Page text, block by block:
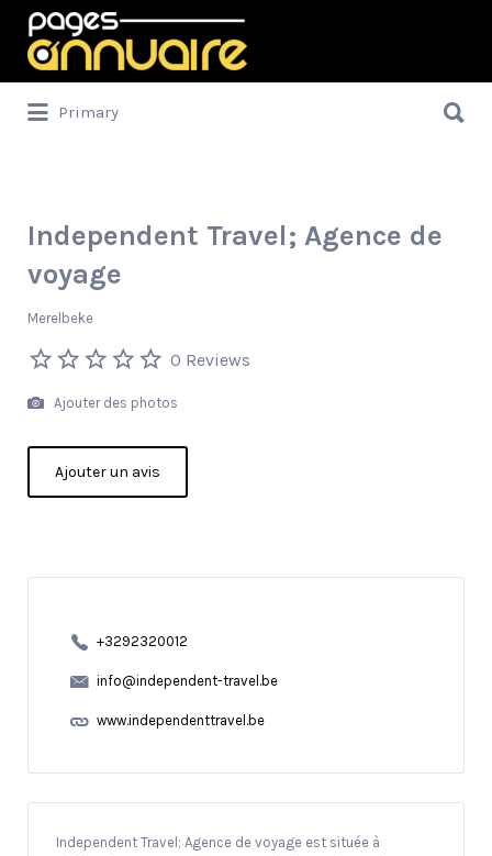
Rechercher:
Primary
Independent Travel; Agence de
voyage
Merelbeke
0 Reviews
Ajouter des photos
Ajouter un avis
+3292320012
info@independent-travel.be
www.independenttravel.be
Independent Travel; Agence de voyage est située à